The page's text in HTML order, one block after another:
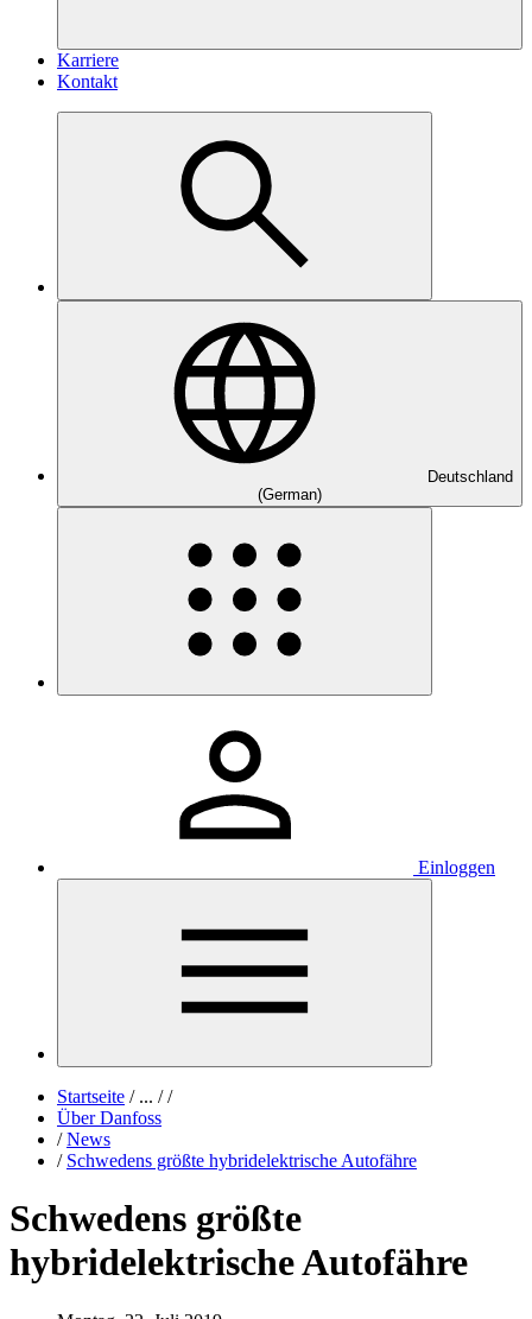
Karriere
Kontakt
Deutschland
(German)
Einloggen
Startseite /... / /
Über Danfoss
/ News
/ Schwedens größte hybridelektrische Autofähre
Schwedens größte
hybridelektrische Autofähre